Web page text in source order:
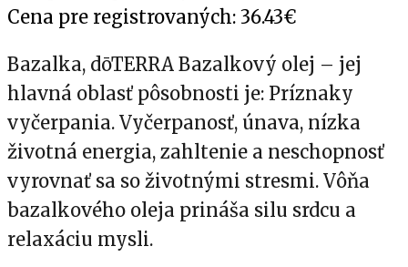
Cena pre registrovaných: 36.43€
Bazalka, dōTERRA Bazalkový olej – jej
hlavná oblasť pôsobnosti je: Príznaky
vyčerpania. Vyčerpanosť, únava, nízka
životná energia, zahltenie a neschopnosť
vyrovnať sa so životnými stresmi. Vôňa
bazalkového oleja prináša silu srdcu a
relaxáciu mysli.